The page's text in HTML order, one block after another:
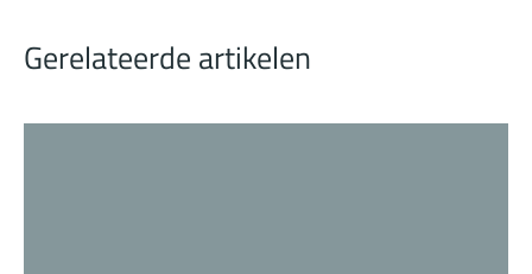
Gerelateerde artikelen